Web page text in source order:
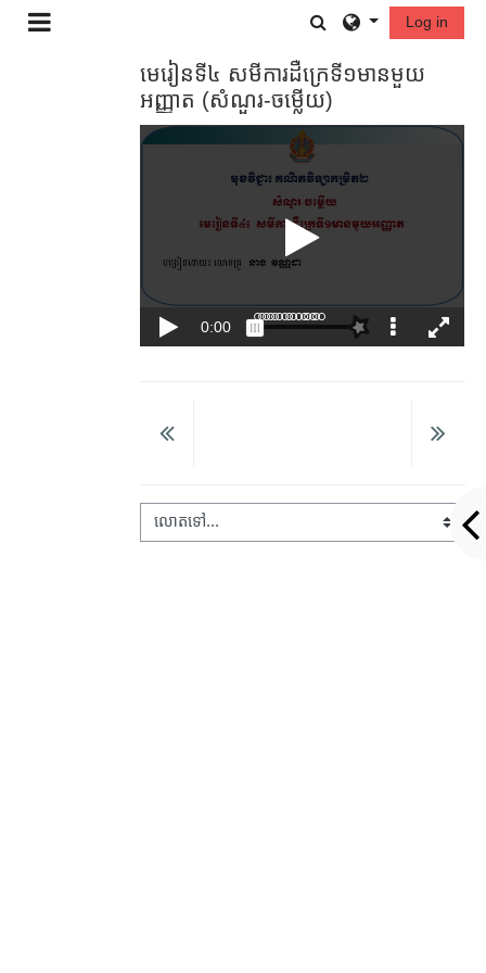
រំលងទៅកាន់មាតិកាមេ Toggle search
Log in
មេរៀនទី៤ សមីការដឺ​ក្រេទី១​មានមួយ
អញ្ញាត (សំណួរ​-ចម្លើយ)​
លោតទៅ...